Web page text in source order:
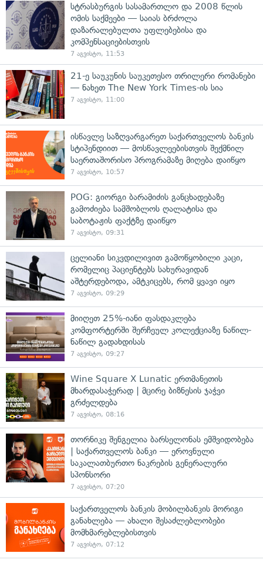
სტრასბურგის სასამართლო და 2008 წლის
ომის საქმეები — საიას ბრძოლა
დაზარალებულთა უფლებებისა და
კომპენსაციებისთვის
7 აგვისტო, 11:53
21-ე საუკუნის საუკეთესო თრილერი რომანები
— ნახეთ The New York Times-ის სია
7 აგვისტო, 11:00
ისწავლე საზღვარგარეთ საქართველოს ბანკის
სტიპენდიით — მოსწავლეებისთვის შექმნილ
საერთაშორისო პროგრამაზე მიღება დაიწყო
7 აგვისტო, 10:57
POG: გიორგი ბარამიძის განცხადებაზე
გამოძიება სამშობლოს ღალატისა და
საბოტაჟის ფაქტზე დაიწყო
7 აგვისტო, 09:31
ცელიანი სიკვდილივით გამოწყობილი კაცი,
რომელიც პაციენტებს სახურავიდან
აშტერდებოდა, ამტკიცებს, რომ ყვავი იყო
7 აგვისტო, 09:29
მიიღეთ 25%-იანი ფასდაკლება
კომფორტერში შერჩეულ კოლექციაზე ნაწილ-
ნაწილ გადახდისას
7 აგვისტო, 09:27
Wine Square X Lunatic ერთმანეთის
მხარდასაჭერად | მცირე ბიზნესის ჯაჭვი
გრძელდება
7 აგვისტო, 08:16
თორნიკე შენგელია ბარსელონას ემშვიდობება
| საქართველოს ბანკი — ეროვნული
საკალათბურთო ნაკრების გენერალური
სპონსორი
7 აგვისტო, 07:20
საქართველოს ბანკის მობილბანკის მორიგი
განახლება — ახალი შესაძლებლობები
მომხმარებლებისთვის
7 აგვისტო, 07:12